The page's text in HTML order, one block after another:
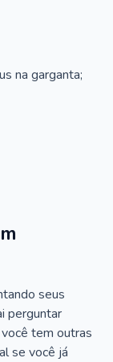
na garganta;
seus
perguntar
tem outras
se você já